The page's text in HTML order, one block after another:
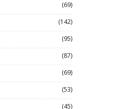
(69)
(142)
(95)
(87)
(69)
(53)
(45)